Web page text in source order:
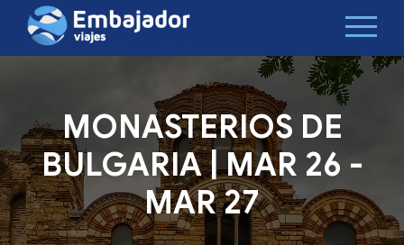
MONASTERIOS DE
BULGARIA | MAR 26 -
MAR 27